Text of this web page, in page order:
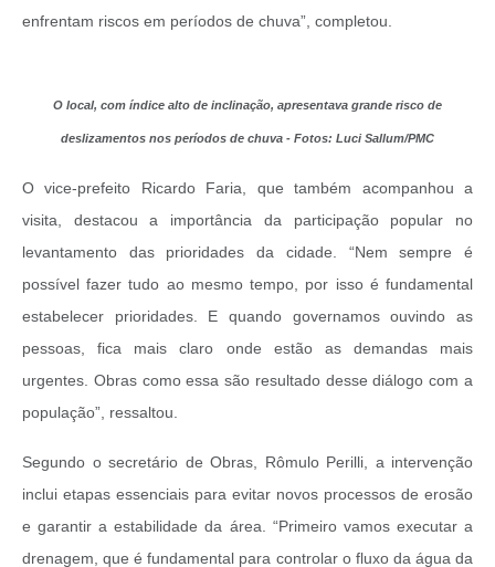
enfrentam riscos em períodos de chuva”, completou.
O local, com índice alto de inclinação, apresentava grande risco de
deslizamentos nos períodos de chuva - Fotos: Luci Sallum/PMC
O vice-prefeito Ricardo Faria, que também acompanhou a
visita, destacou a importância da participação popular no
levantamento das prioridades da cidade. “Nem sempre é
possível fazer tudo ao mesmo tempo, por isso é fundamental
estabelecer prioridades. E quando governamos ouvindo as
pessoas, fica mais claro onde estão as demandas mais
urgentes. Obras como essa são resultado desse diálogo com a
população”, ressaltou.
Segundo o secretário de Obras, Rômulo Perilli, a intervenção
inclui etapas essenciais para evitar novos processos de erosão
e garantir a estabilidade da área. “Primeiro vamos executar a
drenagem, que é fundamental para controlar o fluxo da água da